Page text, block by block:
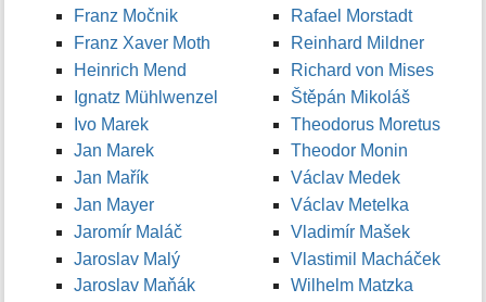
Franz Močnik
Franz Xaver Moth
Heinrich Mend
Ignatz Mühlwenzel
Ivo Marek
Jan Marek
Jan Mařík
Jan Mayer
Jaromír Maláč
Jaroslav Malý
Jaroslav Maňák
Rafael Morstadt
Reinhard Mildner
Richard von Mises
Štěpán Mikoláš
Theodorus Moretus
Theodor Monin
Václav Medek
Václav Metelka
Vladimír Mašek
Vlastimil Macháček
Wilhelm Matzka